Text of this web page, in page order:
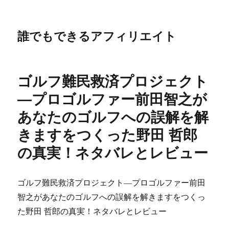
誰でもできるアフィリエイト
ゴルフ難民救済プロジェクト
―プロゴルファー前田智之が
あなたのゴルフへの誤解を解
きますをつくった野田 哲郎
の真実！ネタバレとレビュー
ゴルフ難民救済プロジェクト―プロゴルファー前田
智之があなたのゴルフへの誤解を解きますをつくっ
た野田 哲郎の真実！ネタバレとレビュー